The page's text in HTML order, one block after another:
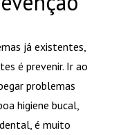
já existentes,
é prevenir. Ir ao
problemas
higiene bucal,
é muito